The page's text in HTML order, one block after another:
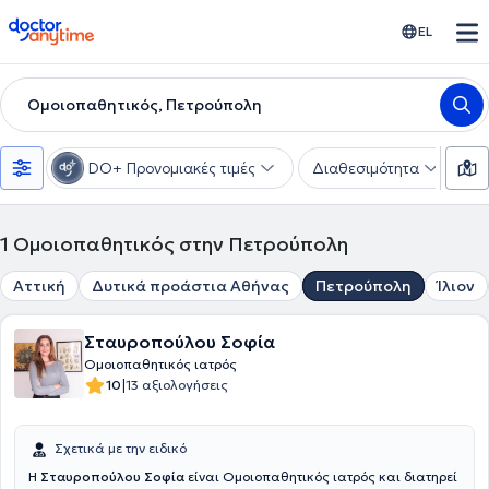
doctoranytime EL
Ομοιοπαθητικός, Πετρούπολη
DO+ Προνομιακές τιμές Διαθεσιμότητα
1 Ομοιοπαθητικός στην Πετρούπολη
Αττική Δυτικά προάστια Αθήνας Πετρούπολη Ίλιον
Σταυροπούλου Σοφία
Ομοιοπαθητικός ιατρός
10|13 αξιολογήσεις
Σχετικά με την ειδικό
Η Σταυροπούλου Σοφία είναι Ομοιοπαθητικός ιατρός και διατηρεί